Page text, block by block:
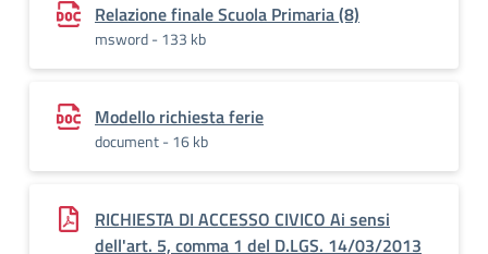
Relazione finale Scuola Primaria (8)
msword - 133 kb
Modello richiesta ferie
document - 16 kb
RICHIESTA DI ACCESSO CIVICO Ai sensi
dell'art. 5, comma 1 del D.LGS. 14/03/2013